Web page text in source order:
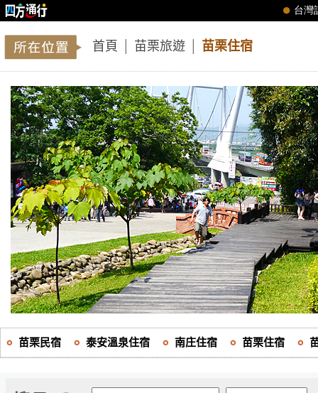
首頁 苗栗旅遊 苗栗住宿
苗栗民宿 泰安溫泉住宿 南庄住宿 苗栗住宿